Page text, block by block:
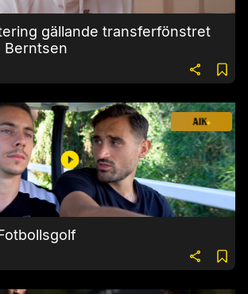
gällande transferfönstret
Berntsen